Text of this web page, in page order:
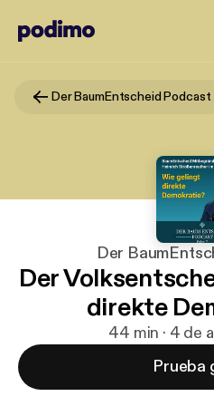
Der BaumEntscheid Podcast
Der
Der
direkte
44 min · 4 de
Prueba